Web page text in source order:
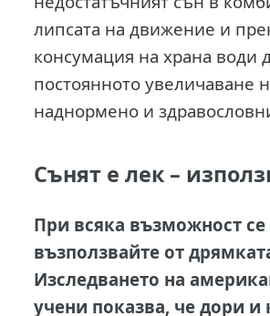
липсата на движение и
консумация на храна води
постоянното увеличаване
наднормено и
Сънят е лек –
При всяка възможност се
възползвайте от
Изследването на
учени показва, че дори и